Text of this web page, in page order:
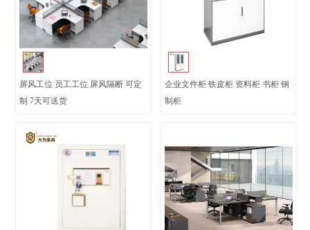
屏风工位 员工工位 屏风隔断 可定
制 7天可送货
企业文件柜 铁皮柜 资料柜 书柜 钢
制柜